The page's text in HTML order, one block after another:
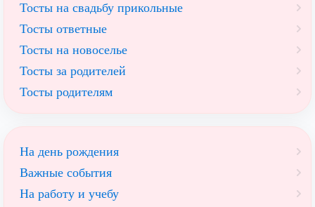
Тосты на свадьбу прикольные
Тосты ответные
Тосты на новоселье
Тосты за родителей
Тосты родителям
На день рождения
Важные события
На работу и учебу